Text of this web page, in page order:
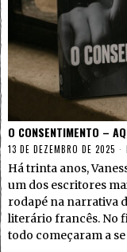
O CONSENTIMENTO –
13 DE DEZEMBRO DE 2025
Há trinta anos,
um dos escritores
rodapé na narrativa
literário francês. No
todo começaram a